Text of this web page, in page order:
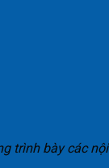
trình bày các